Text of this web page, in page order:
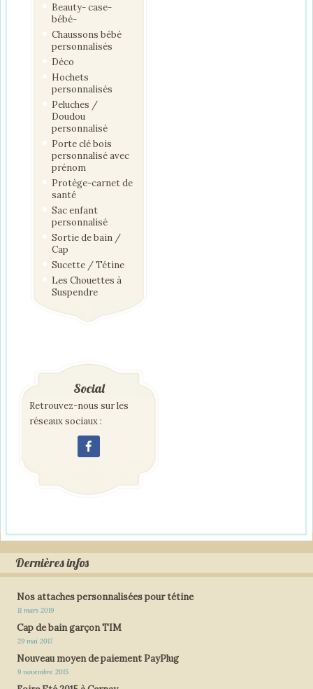
Beauty- case-
bébé-
Chaussons bébé
personnalisés
Déco
Hochets
personnalisés
Peluches /
Doudou
personnalisé
Porte clé bois
personnalisé avec
prénom
Protège-carnet de
santé
Sac enfant
personnalisé
Sortie de bain /
Cap
Sucette / Tétine
Les Chouettes à
Suspendre
Social
Retrouvez-nous sur les
réseaux sociaux :
Dernières infos
Nos attaches personnalisées pour tétine
11 mars 2019
Cap de bain garçon TIM
29 mai 2017
Nouveau moyen de paiement PayPlug
9 novembre 2015